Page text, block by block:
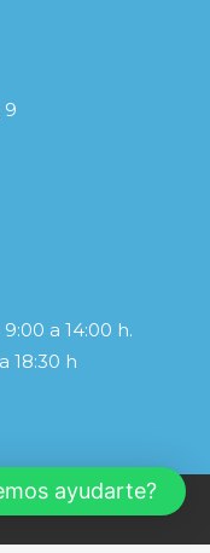
9
a 14:00 h.
18:30 h
ayudarte?